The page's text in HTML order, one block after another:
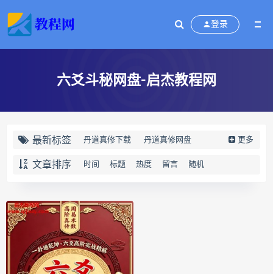
登录
六爻斗秘网盘-启杰教程网
最新标签 丹道真修下载 丹道真修网盘
丹道真修养生术 丹道真修合集
赵氏寻因断根速效通经术网盘
宫廷御医槌疗术下载
宫廷御医槌疗术网盘
赵书曦宫廷御医槌疗术
更多
文章排序 时间 标题 热度 留言 随机